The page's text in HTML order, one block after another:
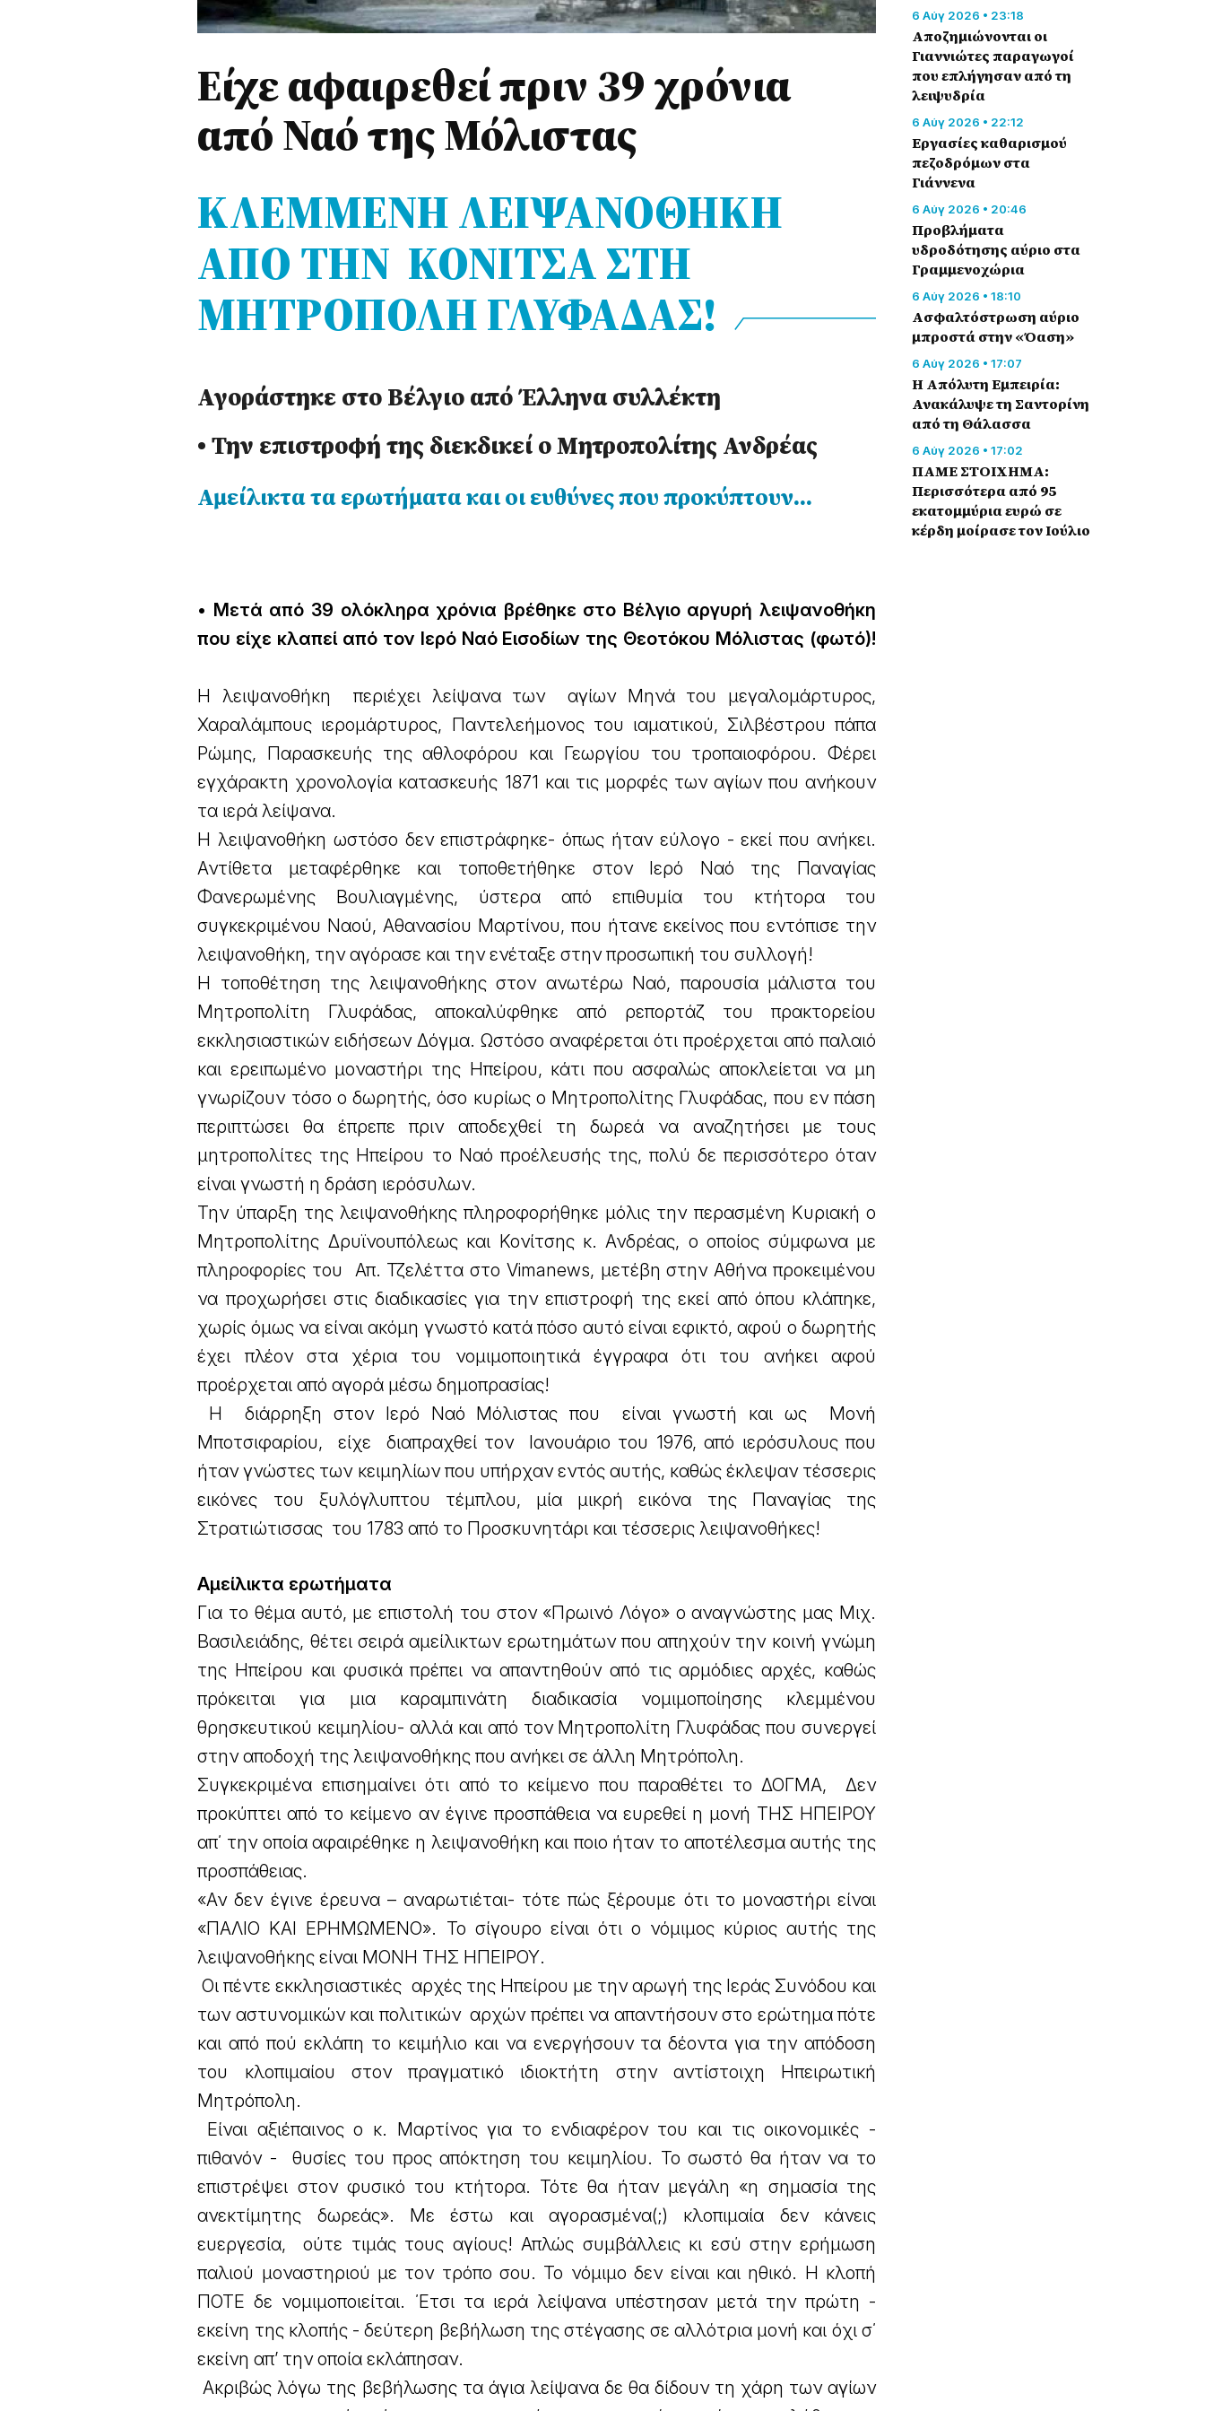
Είχε αφαιρεθεί πριν 39 χρόνια
από Ναό της Μόλιστας
ΚΛΕΜΜΕΝΗ ΛΕΙΨΑΝΟΘΗΚΗ
ΑΠΟ ΤΗΝ ΚΟΝΙΤΣΑ ΣΤΗ
ΜΗΤΡΟΠΟΛΗ ΓΛΥΦΑΔΑΣ!
Αγοράστηκε στο Βέλγιο από Έλληνα συλλέκτη
• Την επιστροφή της διεκδικεί ο Μητροπολίτης Ανδρέας
Αμείλικτα τα ερωτήματα και οι ευθύνες που προκύπτουν…
• Μετά από 39 ολόκληρα χρόνια βρέθηκε στο Βέλγιο αργυρή λειψανοθήκη
που είχε κλαπεί από τον Ιερό Ναό Εισοδίων της Θεοτόκου Μόλιστας (φωτό)!
Η λειψανοθήκη περιέχει λείψανα των αγίων Μηνά του μεγαλομάρτυρος,
Χαραλάμπους ιερομάρτυρος, Παντελεήμονος του ιαματικού, Σιλβέστρου πάπα
Ρώμης, Παρασκευής της αθλoφόρου και Γεωργίου του τροπαιοφόρου. Φέρει
εγχάρακτη χρονολογία κατασκευής 1871 και τις μορφές των αγίων που ανήκουν
τα ιερά λείψανα.
Η λειψανοθήκη ωστόσο δεν επιστράφηκε- όπως ήταν εύλογο - εκεί που ανήκει.
Αντίθετα μεταφέρθηκε και τοποθετήθηκε στον Ιερό Ναό της Παναγίας
Φανερωμένης Βουλιαγμένης, ύστερα από επιθυμία του κτήτορα του
συγκεκριμένου Ναού, Αθανασίου Μαρτίνου, που ήτανε εκείνος που εντόπισε την
λειψανοθήκη, την αγόρασε και την ενέταξε στην προσωπική του συλλογή!
Η τοποθέτηση της λειψανοθήκης στον ανωτέρω Ναό, παρουσία μάλιστα του
Μητροπολίτη Γλυφάδας, αποκαλύφθηκε από ρεπορτάζ του πρακτορείου
εκκλησιαστικών ειδήσεων Δόγμα. Ωστόσο αναφέρεται ότι προέρχεται από παλαιό
και ερειπωμένο μοναστήρι της Ηπείρου, κάτι που ασφαλώς αποκλείεται να μη
γνωρίζουν τόσο ο δωρητής, όσο κυρίως ο Μητροπολίτης Γλυφάδας, που εν πάση
περιπτώσει θα έπρεπε πριν αποδεχθεί τη δωρεά να αναζητήσει με τους
μητροπολίτες της Ηπείρου το Ναό προέλευσής της, πολύ δε περισσότερο όταν
είναι γνωστή η δράση ιερόσυλων.
Την ύπαρξη της λειψανοθήκης πληροφορήθηκε μόλις την περασμένη Κυριακή ο
Μητροπολίτης Δρυϊνουπόλεως και Κονίτσης κ. Ανδρέας, ο οποίος σύμφωνα με
πληροφορίες του Απ. Τζελέττα στο Vimanews, μετέβη στην Αθήνα προκειμένου
να προχωρήσει στις διαδικασίες για την επιστροφή της εκεί από όπου κλάπηκε,
χωρίς όμως να είναι ακόμη γνωστό κατά πόσο αυτό είναι εφικτό, αφού ο δωρητής
έχει πλέον στα χέρια του νομιμοποιητικά έγγραφα ότι του ανήκει αφού
προέρχεται από αγορά μέσω δημοπρασίας!
Η διάρρηξη στον Ιερό Ναό Μόλιστας που είναι γνωστή και ως Μονή
Μποτσιφαρίου, είχε διαπραχθεί τον Ιανουάριο του 1976, από ιερόσυλους που
ήταν γνώστες των κειμηλίων που υπήρχαν εντός αυτής, καθώς έκλεψαν τέσσερις
εικόνες του ξυλόγλυπτου τέμπλου, μία μικρή εικόνα της Παναγίας της
Στρατιώτισσας του 1783 από το Προσκυνητάρι και τέσσερις λειψανοθήκες!
Αμείλικτα ερωτήματα
Για το θέμα αυτό, με επιστολή του στον «Πρωινό Λόγο» ο αναγνώστης μας Μιχ.
Βασιλειάδης, θέτει σειρά αμείλικτων ερωτημάτων που απηχούν την κοινή γνώμη
της Ηπείρου και φυσικά πρέπει να απαντηθούν από τις αρμόδιες αρχές, καθώς
πρόκειται για μια καραμπινάτη διαδικασία νομιμοποίησης κλεμμένου
θρησκευτικού κειμηλίου- αλλά και από τον Μητροπολίτη Γλυφάδας που συνεργεί
στην αποδοχή της λειψανοθήκης που ανήκει σε άλλη Μητρόπολη.
Συγκεκριμένα επισημαίνει ότι από το κείμενο που παραθέτει το ΔΟΓΜΑ, Δεν
προκύπτει από το κείμενο αν έγινε προσπάθεια να ευρεθεί η μονή ΤΗΣ ΗΠΕΙΡΟΥ
απ΄ την οποία αφαιρέθηκε η λειψανοθήκη και ποιο ήταν το αποτέλεσμα αυτής της
προσπάθειας.
«Αν δεν έγινε έρευνα – αναρωτιέται- τότε πώς ξέρουμε ότι το μοναστήρι είναι
«ΠΑΛΙΟ ΚΑΙ ΕΡΗΜΩΜΕΝΟ». Το σίγουρο είναι ότι ο νόμιμος κύριος αυτής της
λειψανοθήκης είναι ΜΟΝΗ ΤΗΣ ΗΠΕΙΡΟΥ.
Οι πέντε εκκλησιαστικές αρχές της Ηπείρου με την αρωγή της Ιεράς Συνόδου και
των αστυνομικών και πολιτικών αρχών πρέπει να απαντήσουν στο ερώτημα πότε
και από πού εκλάπη το κειμήλιο και να ενεργήσουν τα δέοντα για την απόδοση
του κλοπιμαίου στον πραγματικό ιδιοκτήτη στην αντίστοιχη Ηπειρωτική
Μητρόπολη.
Είναι αξιέπαινος ο κ. Μαρτίνος για το ενδιαφέρον του και τις οικονομικές -
πιθανόν - θυσίες του προς απόκτηση του κειμηλίου. Το σωστό θα ήταν να το
επιστρέψει στον φυσικό του κτήτορα. Τότε θα ήταν μεγάλη «η σημασία της
ανεκτίμητης δωρεάς». Με έστω και αγορασμένα(;) κλοπιμαία δεν κάνεις
ευεργεσία, ούτε τιμάς τους αγίους! Απλώς συμβάλλεις κι εσύ στην ερήμωση
παλιού μοναστηριού με τον τρόπο σου. Το νόμιμο δεν είναι και ηθικό. Η κλοπή
ΠΟΤΕ δε νομιμοποιείται. ΄Ετσι τα ιερά λείψανα υπέστησαν μετά την πρώτη -
εκείνη της κλοπής - δεύτερη βεβήλωση της στέγασης σε αλλότρια μονή και όχι σ΄
εκείνη απ’ την οποία εκλάπησαν.
Ακριβώς λόγω της βεβήλωσης τα άγια λείψανα δε θα δίδουν τη χάρη των αγίων
6 Αύγ 2026 • 23:18
Αποζημιώνονται οι
Γιαννιώτες παραγωγοί
που επλήγησαν από τη
λειψυδρία
6 Αύγ 2026 • 22:12
Εργασίες καθαρισμού
πεζοδρόμων στα
Γιάννενα
6 Αύγ 2026 • 20:46
Προβλήματα
υδροδότησης αύριο στα
Γραμμενοχώρια
6 Αύγ 2026 • 18:10
Ασφαλτόστρωση αύριο
μπροστά στην «Όαση»
6 Αύγ 2026 • 17:07
Η Απόλυτη Εμπειρία:
Ανακάλυψε τη Σαντορίνη
από τη Θάλασσα
6 Αύγ 2026 • 17:02
ΠΑΜΕ ΣΤΟΙΧΗΜΑ:
Περισσότερα από 95
εκατομμύρια ευρώ σε
κέρδη μοίρασε τον Ιούλιο